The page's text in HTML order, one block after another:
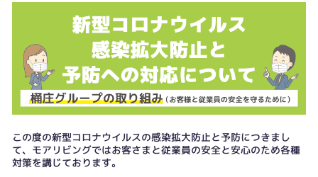
この度の新型コロナウイルスの感染拡大防止と予防につきまし
て、モアリビングではお客さまと従業員の安全と安心のため各種
対策を講じております。